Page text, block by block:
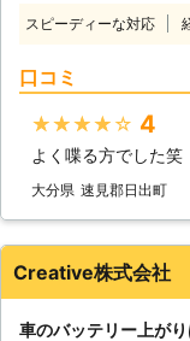
スピーディーな対応
口コミ
★★★★★ 4
よく喋る方でした笑
大分県 速見郡日出町
Creative株式会社
車のバッテリー上が